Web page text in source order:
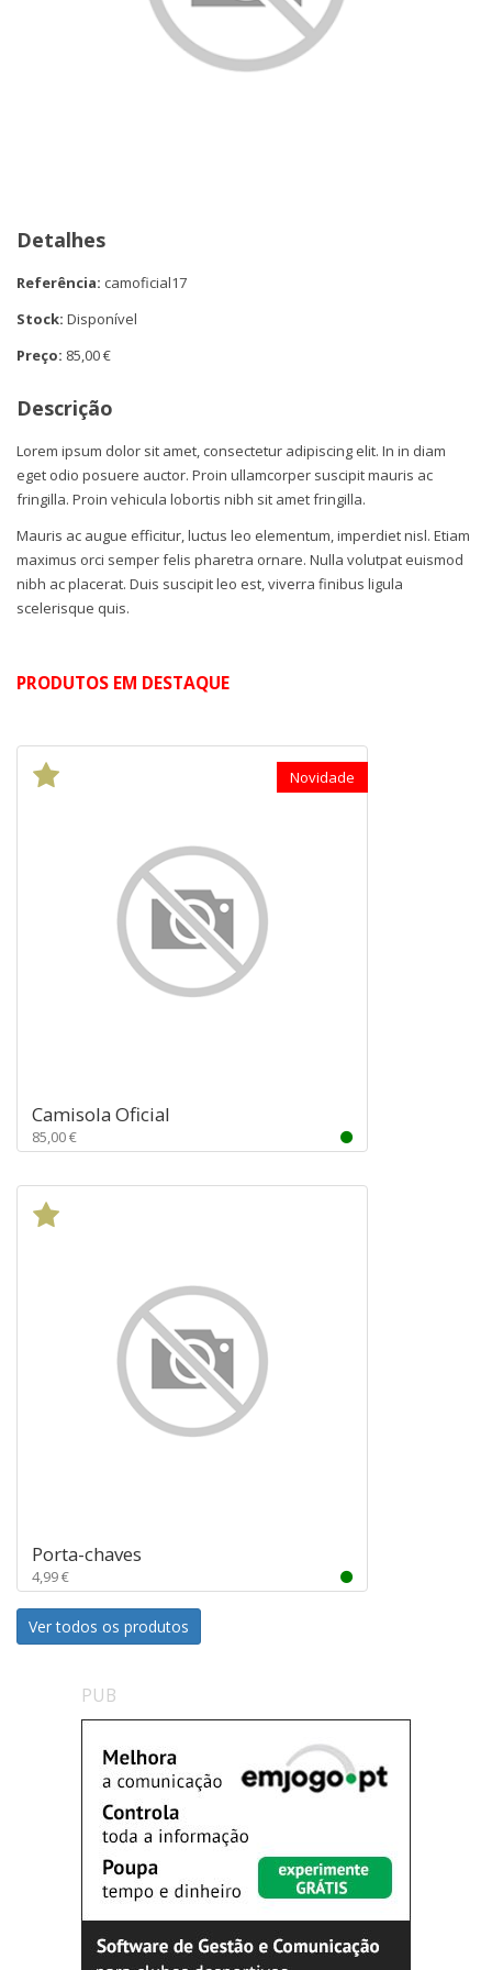
Detalhes
Referência: camoficial17
Stock: Disponível
Preço: 85,00 €
Descrição
Lorem ipsum dolor sit amet, consectetur adipiscing elit. In in diam
eget odio posuere auctor. Proin ullamcorper suscipit mauris ac
fringilla. Proin vehicula lobortis nibh sit amet fringilla.
Mauris ac augue efficitur, luctus leo elementum, imperdiet nisl. Etiam
maximus orci semper felis pharetra ornare. Nulla volutpat euismod
nibh ac placerat. Duis suscipit leo est, viverra finibus ligula
scelerisque quis.
PRODUTOS EM DESTAQUE
Novidade
Camisola Oficial
85,00 €
Porta-chaves
4,99 €
Ver todos os produtos
PUB